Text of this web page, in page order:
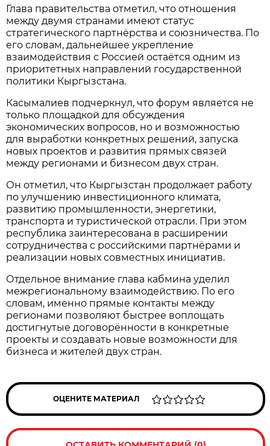
Глава правительства отметил, что отношения
между двумя странами имеют статус
стратегического партнёрства и союзничества. По
его словам, дальнейшее укрепление
взаимодействия с Россией остаётся одним из
приоритетных направлений государственной
политики Кыргызстана.
Касымалиев подчеркнул, что форум является не
только площадкой для обсуждения
экономических вопросов, но и возможностью
для выработки конкретных решений, запуска
новых проектов и развития прямых связей
между регионами и бизнесом двух стран.
Он отметил, что Кыргызстан продолжает работу
по улучшению инвестиционного климата,
развитию промышленности, энергетики,
транспорта и туристической отрасли. При этом
республика заинтересована в расширении
сотрудничества с российскими партнёрами и
реализации новых совместных инициатив.
Отдельное внимание глава кабмина уделил
межрегиональному взаимодействию. По его
словам, именно прямые контакты между
регионами позволяют быстрее воплощать
достигнутые договорённости в конкретные
проекты и создавать новые возможности для
бизнеса и жителей двух стран.
ОЦЕНИТЕ МАТЕРИАЛ